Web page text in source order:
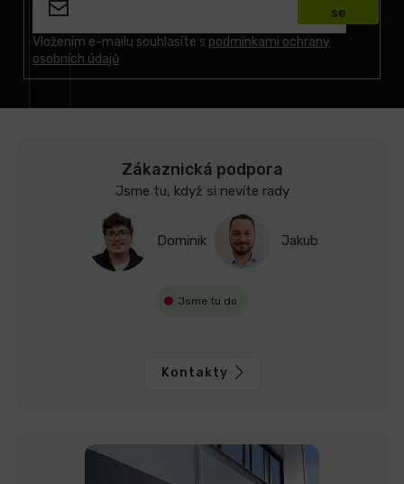
Vložením e-mailu souhlasíte s podmínkami ochrany
osobních údajů
se
Zákaznická podpora
Jsme tu, když si nevíte rady
Dominik Jakub
Jsme tu do
Kontakty